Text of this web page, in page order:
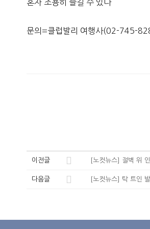
혼자 조용히 즐길 수 있다
문의=클럽발리 여행사(02-745-
이전글 [노컷뉴스] 절벽 위
다음글 [노컷뉴스] 탁 트인